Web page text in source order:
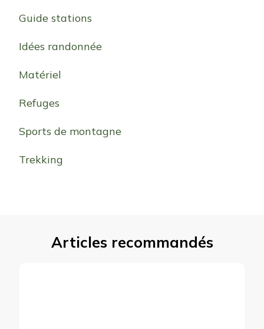
Guide stations
Idées randonnée
Matériel
Refuges
Sports de montagne
Trekking
Articles recommandés